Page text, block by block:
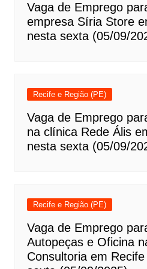
Vaga de Emprego
empresa Síria Store
nesta sexta (05/09/
Recife e Região (PE)
Vaga de Emprego
na clínica Rede Ális
nesta sexta (05/09/
Recife e Região (PE)
Vaga de Emprego
Autopeças e Oficina
Consultoria em